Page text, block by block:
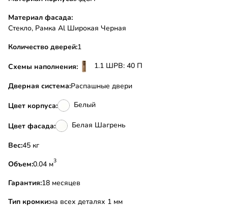
Материал фасада:
Стекло, Рамка Al Широкая Черная
Количество дверей:1
Схемы наполнения: 1.1 ШРВ: 40 П
Дверная система:Распашные двери
Цвет корпуса: Белый
Цвет фасада: Белая Шагрень
Вес:
45 кг
Объем:
0.04 м3
Гарантия:18 месяцев
Тип кромки:на всех деталях 1 мм